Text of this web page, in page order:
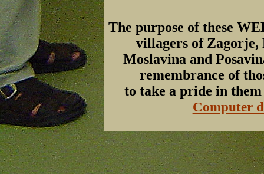
The purpose of these
villagers of
Moslavina and
remembrance of
to take a pride in
Computer